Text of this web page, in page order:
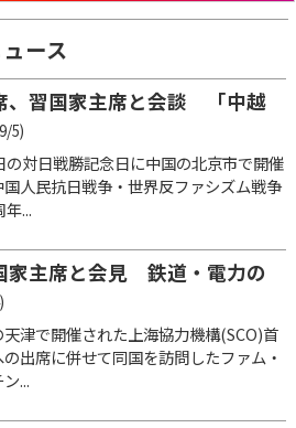
ース
、習国家主席と会談 「中越
5)
対日戦勝記念日に中国の北京市で開催
国人民抗日戦争・世界反ファシズム戦争
...
家主席と会見 鉄道・電力の
津で開催された上海協力機構(SCO)首
出席に併せて同国を訪問したファム・
...